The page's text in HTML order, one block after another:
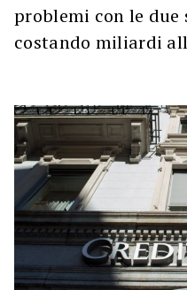
problemi con le due
costando miliardi